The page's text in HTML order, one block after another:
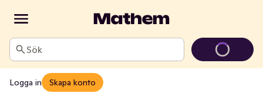
Sök
Logga in Skapa konto